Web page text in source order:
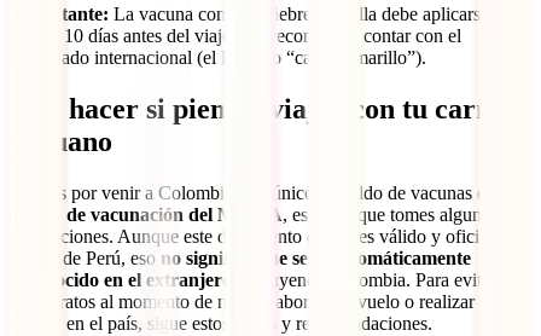
Importante: La vacuna contra la fiebre amarilla debe aplicarse al
menos 10 días antes del viaje y se recomienda contar con el
certificado internacional (el llamado “carnet amarillo”).
Qué hacer si piensas viajar con tu carnet
peruano
Si estás por venir a Colombia y tu único respaldo de vacunas es el
carnet de vacunación del MINSA, es clave que tomes algunas
precauciones. Aunque este documento digital es válido y oficial
dentro de Perú, eso no significa que será automáticamente
reconocido en el extranjero
, incluyendo Colombia. Para evitarte
malos ratos al momento de migrar, abordar tu vuelo o realizar algún
trámite en el país, sigue estos pasos y recomendaciones.